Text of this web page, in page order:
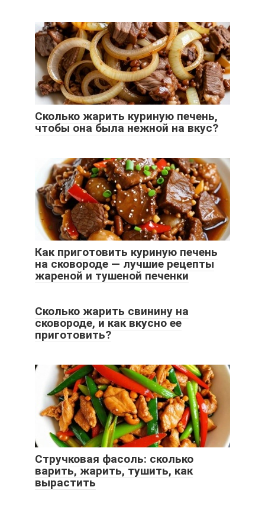
Сколько жарить куриную печень,
чтобы она была нежной на вкус?
Как приготовить куриную печень
на сковороде — лучшие рецепты
жареной и тушеной печенки
Сколько жарить свинину на
сковороде, и как вкусно ее
приготовить?
Стручковая фасоль: сколько
варить, жарить, тушить, как
вырастить